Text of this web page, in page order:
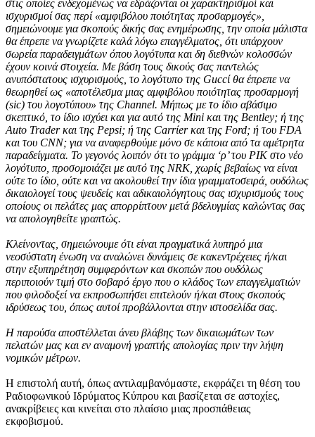
στις οποίες ενδεχομένως να εδράζονται οι χαρακτηρισμοί και
ισχυρισμοί σας περί «αμφιβόλου ποιότητας προσαρμογές»,
σημειώνουμε για σκοπούς δικής σας ενημέρωσης, την οποία μάλιστα
θα έπρεπε να γνωρίζετε καλά λόγω επαγγέλματος, ότι υπάρχουν
σωρεία παραδειγμάτων όπου λογότυπα και δη διεθνών κολοσσών
έχουν κοινά στοιχεία. Με βάση τους δικούς σας παντελώς
ανυπόστατους ισχυρισμούς, το λογότυπο της Guccί θα έπρεπε να
θεωρηθεί ως «αποτέλεσμα μιας αμφιβόλου ποιότητας προσαρμογή
(sic) του λογοτύπου» της Channel. Μήπως με το ίδιο αβάσιμο
σκεπτικό, το ίδιο ισχύει και για αυτό της Μini και της Bentley; ή της
Auto Trader και της Pepsi; ή της Carrίer και της Ford; ή του FDA
και του CNN; για να αναφερθούμε μόνο σε κάποια από τα αμέτρητα
παραδείγματα. Το γεγονός λοιπόν ότι το γράμμα ‘ρ’ του ΡΙΚ στο νέο
λογότυπο, προσομοιάζει με αυτό της NRK, χωρίς βεβαίως να είναι
ούτε το ίδιο, ούτε και να ακολουθεί την ίδια γραμματοσειρά, ουδόλως
δικαιολογεί τους ψευδείς και αδικαιολόγητους σας ισχυρισμούς τους
οποίους οι πελάτες μας απορρίπτουν μετά βδελυγμίας καλώντας σας
να απολογηθείτε γραπτώς.
Κλείνοντας, σημειώνουμε ότι είναι πραγματικά λυπηρό μια
νεοσύστατη ένωση να αναλώνει δυνάμεις σε κακεντρέχειες ή/και
στην εξυπηρέτηση συμφερόντων και σκοπών που ουδόλως
περιποιούν τιμή στο σοβαρό έργο που ο κλάδος των επαγγελματιών
που φιλοδοξεί να εκπροσωπήσει επιτελούν ή/και στους σκοπούς
ιδρύσεως του, όπως αυτοί προβάλλονται στην ιστοσελίδα σας.
Η παρούσα αποστέλλεται άνευ βλάβης των δικαιωμάτων των
πελατών μας και εν αναμονή γραπτής απολογίας πριν την λήψη
νομικών μέτρων.
Η επιστολή αυτή, όπως αντιλαμβανόμαστε, εκφράζει τη θέση του
Ραδιοφωνικού Ιδρύματος Κύπρου και βασίζεται σε αστοχίες,
ανακρίβειες και κινείται στο πλαίσιο μιας προσπάθειας
εκφοβισμού.